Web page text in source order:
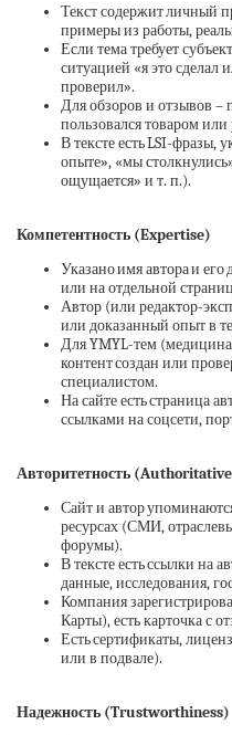
Текст содержит личный
примеры из работы,
Если тема требует
ситуацией «я это сделал
проверил».
Для обзоров и отзывов –
пользовался товаром или
В тексте есть LSI-фразы,
опыте», «мы
ощущается» и т. п.).
Компетентность (Expertise)
Указано имя автора и его
или на отдельной
Автор (или редактор-
или доказанный опыт в
Для YMYL-тем
контент создан или
специалистом.
На сайте есть страница
ссылками на соцсети,
Авторитетность
Сайт и автор
ресурсах (СМИ,
форумы).
В тексте есть ссылки на
данные, исследования,
Компания
Карты), есть карточка с
Есть сертификаты,
или в подвале).
Надежность (Trustworthiness)